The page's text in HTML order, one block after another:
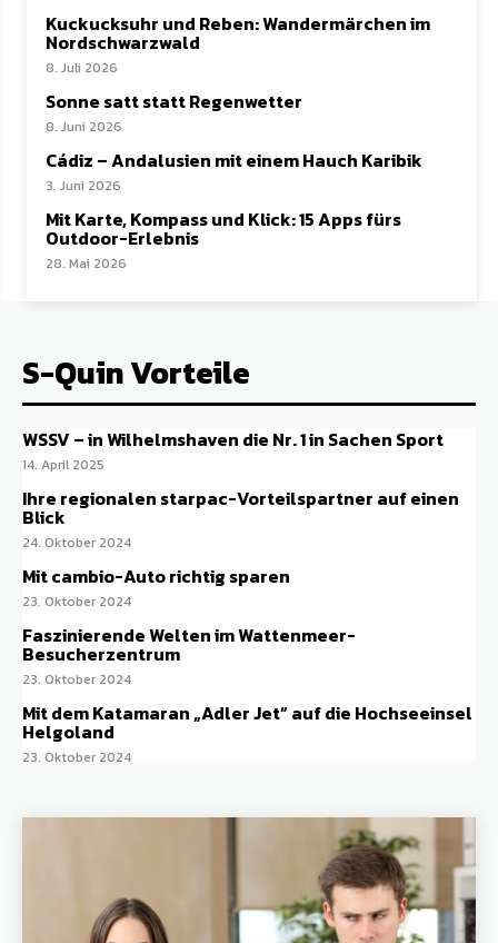
Kuckucksuhr und Reben: Wandermärchen im
Nordschwarzwald
8. Juli 2026
Sonne satt statt Regenwetter
8. Juni 2026
Cádiz – Andalusien mit einem Hauch Karibik
3. Juni 2026
Mit Karte, Kompass und Klick: 15 Apps fürs
Outdoor-Erlebnis
28. Mai 2026
S-Quin Vorteile
WSSV – in Wilhelmshaven die Nr. 1 in Sachen Sport
14. April 2025
Ihre regionalen starpac-Vorteilspartner auf einen
Blick
24. Oktober 2024
Mit cambio-Auto richtig sparen
23. Oktober 2024
Faszinierende Welten im Wattenmeer-
Besucherzentrum
23. Oktober 2024
Mit dem Katamaran „Adler Jet“ auf die Hochseeinsel
Helgoland
23. Oktober 2024